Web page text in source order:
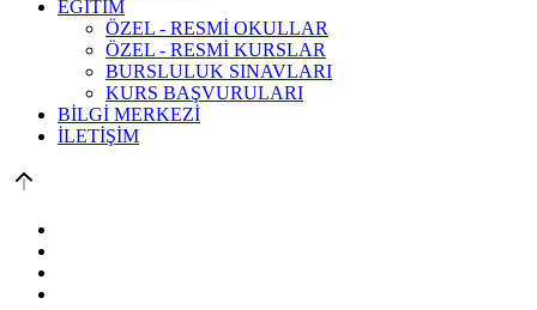
EĞİTİM
ÖZEL - RESMİ OKULLAR
ÖZEL - RESMİ KURSLAR
BURSLULUK SINAVLARI
KURS BAŞVURULARI
BİLGİ MERKEZİ
İLETİŞİM